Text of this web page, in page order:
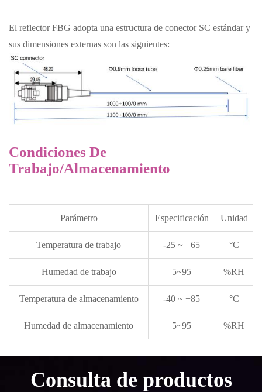
El reflector FBG adopta una estructura de conector SC estándar y
sus dimensiones externas son las siguientes:
Condiciones De
Trabajo/almacenamiento
Parámetro Especificación Unidad
Temperatura de trabajo -25 ~ +65 °C
Humedad de trabajo 5~95 %RH
Temperatura de almacenamiento -40 ~ +85 °C
Humedad de almacenamiento 5~95 %RH
Consulta de productos